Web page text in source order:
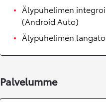
Älypuhelimen
(Android Auto)
Älypuhelimen
Palvelumme